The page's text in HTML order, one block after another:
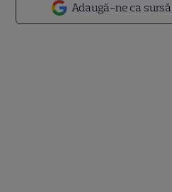
Adaugă-ne ca